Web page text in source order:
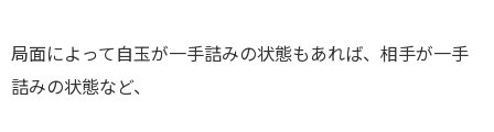
局面によって自玉が一手詰みの状態もあれば、相手が一手
詰みの状態など、